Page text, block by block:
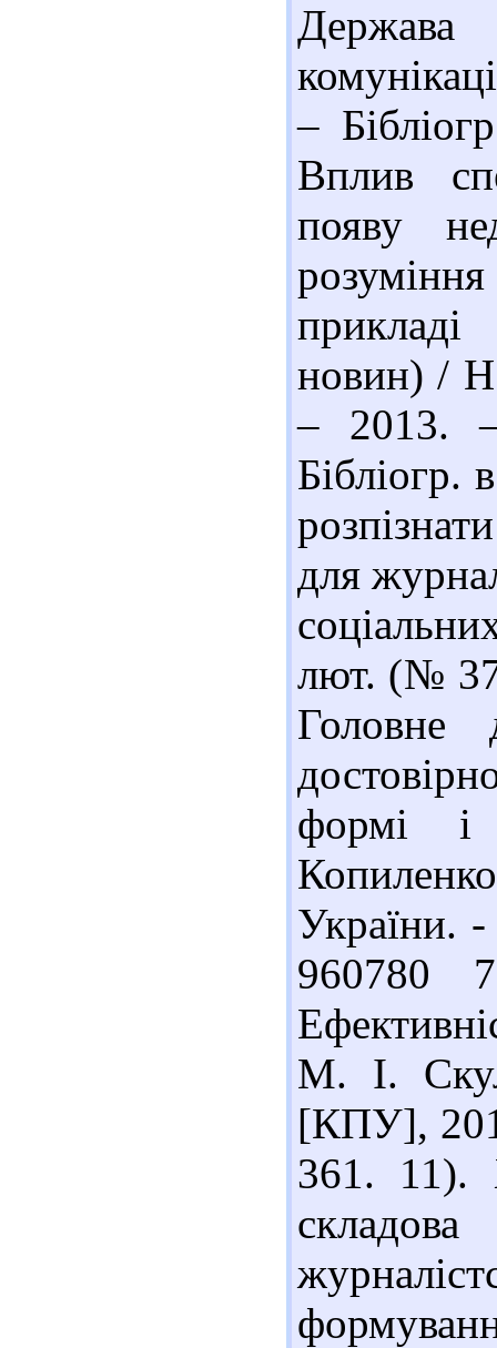
–
Вплив
появу
прикладі
новин) /
– 2013.
Бібліогр.
для
лют. (№
Головне
формі
України.
960780
М. І.
[КПУ],
361. 11).